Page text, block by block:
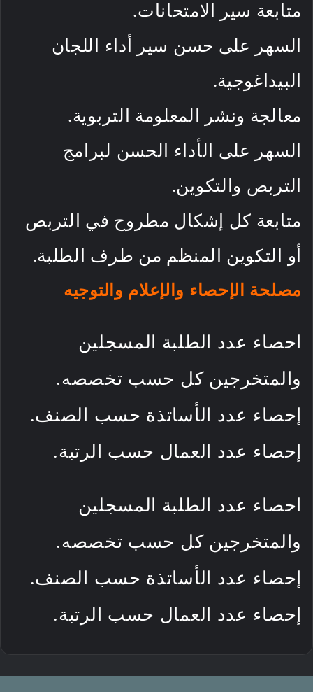
متابعة سير الامتحانات.
السهر على حسن سير أداء اللجان
البيداغوجية.
معالجة ونشر المعلومة التربوية.
السهر على الأداء الحسن لبرامج
التربص والتكوين.
متابعة كل إشكال مطروح في التربص
أو التكوين المنظم من طرف الطلبة.
مصلحة الإحصاء والإعلام والتوجيه
احصاء عدد الطلبة المسجلين
والمتخرجين كل حسب تخصصه.
إحصاء عدد الأساتذة حسب الصنف.
إحصاء عدد العمال حسب الرتبة.
احصاء عدد الطلبة المسجلين
والمتخرجين كل حسب تخصصه.
إحصاء عدد الأساتذة حسب الصنف.
إحصاء عدد العمال حسب الرتبة.